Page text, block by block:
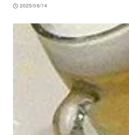
2025/06/14